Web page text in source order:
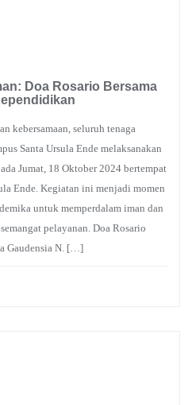
Doa Rosario Bersama
kebersamaan, seluruh tenaga
Santa Ursula Ende melaksanakan
Jumat, 18 Oktober 2024 bertempat
Ende. Kegiatan ini menjadi momen
untuk memperdalam iman dan
pelayanan. Doa Rosario
Gaudensia N. […]